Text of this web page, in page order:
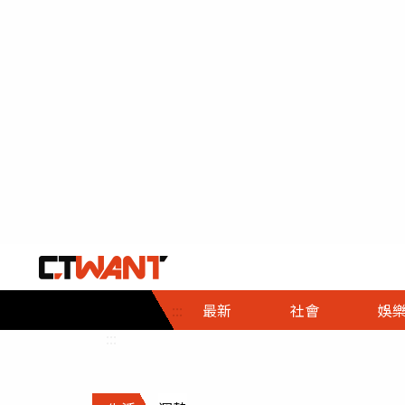
::: 最新 社會
社會首頁
時事
調查
娛樂
娛樂首頁
即時
財經首頁
熱線
政